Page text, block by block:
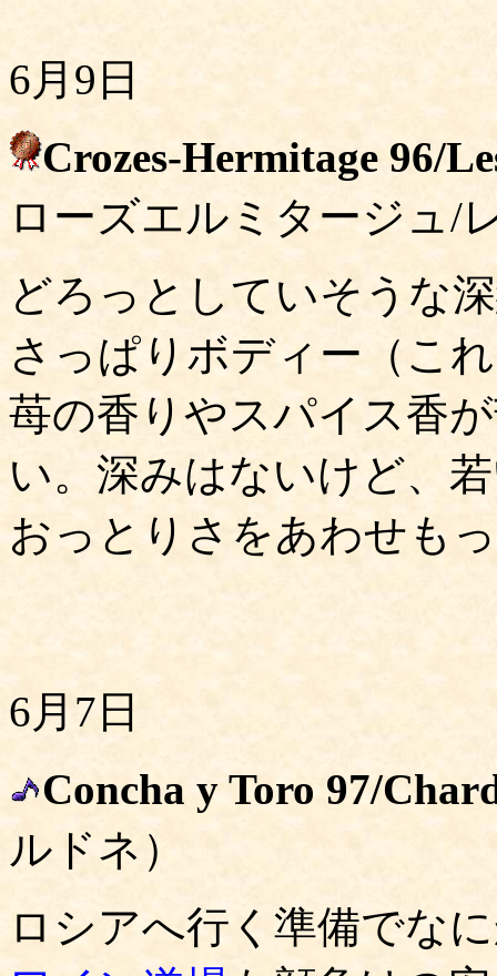
6月9日
Crozes-Hermitage 96/
ローズエルミタージュ/
どろっとしていそうな
さっぱりボディー（こ
苺の香りやスパイス香
い。深みはないけど、
おっとりさをあわせも
6月7日
Concha y Toro 97/
ルドネ）
ロシアへ行く準備でな